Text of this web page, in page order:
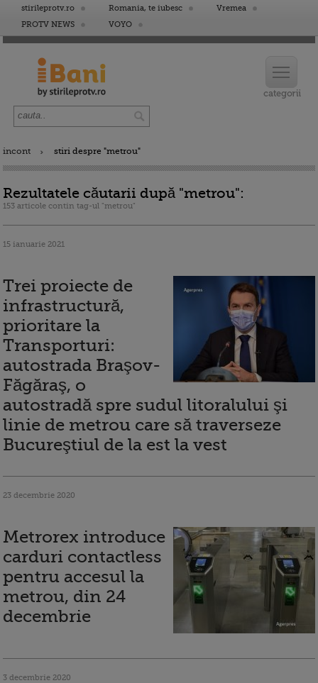
stirileprotv.ro Romania, te iubesc
Vremea
PROTV NEWS
VOYO
incont stiri despre "metrou"
Rezultatele căutarii după "metrou":
153 articole contin tag-ul "metrou"
15 ianuarie 2021
Trei proiecte de
infrastructură,
prioritare la
Transporturi:
autostrada Braşov-
Făgăraş, o
autostradă spre sudul litoralului şi
linie de metrou care să traverseze
Bucureştiul de la est la vest
23 decembrie 2020
Metrorex introduce
carduri contactless
pentru accesul la
metrou, din 24
decembrie
3 decembrie 2020